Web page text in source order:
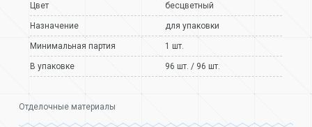
Цвет бесцветный
Назначение для упаковки
Минимальная партия 1 шт.
В упаковке 96 шт. / 96 шт.
Отделочные материалы